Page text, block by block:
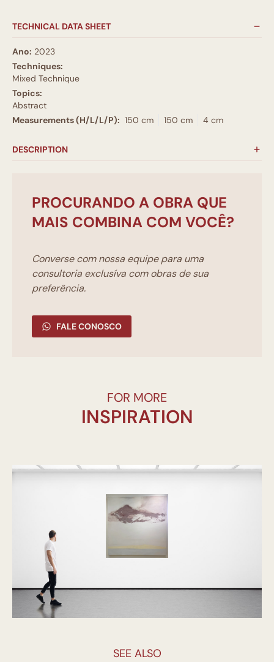
TECHNICAL DATA SHEET
Ano: 2023
Techniques:
Mixed Technique
Topics:
Abstract
Measurements (H/L/L/P): 150 cm 150 cm 4 cm
DESCRIPTION
PROCURANDO A OBRA QUE
MAIS COMBINA COM VOCÊ?
Converse com nossa equipe para uma
consultoria exclusíva com obras de sua
preferência.
FALE CONOSCO
FOR MORE
INSPIRATION
SEE ALSO